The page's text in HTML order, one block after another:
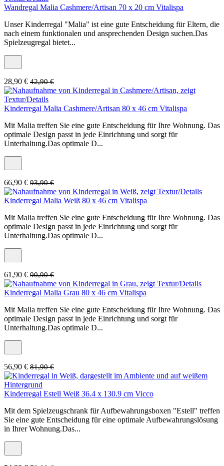
Wandregal Malia Cashmere/Artisan 70 x 20 cm Vitalispa
Unser Kinderregal "Malia" ist eine gute Entscheidung für Eltern, die
nach einem funktionalen und ansprechenden Design suchen.Das
Spielzeugregal bietet...
28,90 € 42,90 €
Kinderregal Malia Cashmere/Artisan 80 x 46 cm Vitalispa
Mit Malia treffen Sie eine gute Entscheidung für Ihre Wohnung. Das
optimale Design passt in jede Einrichtung und sorgt für
Unterhaltung.Das optimale D...
66,90 € 93,90 €
Kinderregal Malia Weiß 80 x 46 cm Vitalispa
Mit Malia treffen Sie eine gute Entscheidung für Ihre Wohnung. Das
optimale Design passt in jede Einrichtung und sorgt für
Unterhaltung.Das optimale D...
61,90 € 90,90 €
Kinderregal Malia Grau 80 x 46 cm Vitalispa
Mit Malia treffen Sie eine gute Entscheidung für Ihre Wohnung. Das
optimale Design passt in jede Einrichtung und sorgt für
Unterhaltung.Das optimale D...
56,90 € 81,90 €
Kinderregal Estell Weiß 36.4 x 130.9 cm Vicco
Mit dem Spielzeugschrank für Aufbewahrungsboxen "Estell" treffen
Sie eine gute Entscheidung für eine optimale Aufbewahrungslösung
in Ihrer Wohnung.Das...